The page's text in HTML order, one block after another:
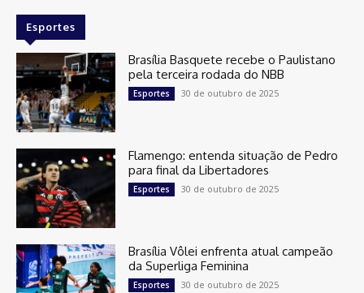
Esportes
Brasília Basquete recebe o Paulistano
pela terceira rodada do NBB
Esportes 30 de outubro de 2025
Flamengo: entenda situação de Pedro
para final da Libertadores
Esportes 30 de outubro de 2025
Brasília Vôlei enfrenta atual campeão
da Superliga Feminina
Esportes 30 de outubro de 2025